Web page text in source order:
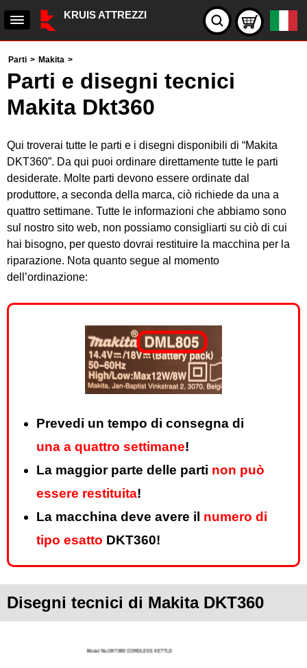
KRUIS ATTREZZI
Parti > Makita >
Parti e disegni tecnici
Makita Dkt360
Qui troverai tutte le parti e i disegni disponibili di “Makita
DKT360”. Da qui puoi ordinare direttamente tutte le parti
desiderate. Molte parti devono essere ordinate dal
produttore, a seconda della marca, ciò richiede da una a
quattro settimane. Tutte le informazioni che abbiamo sono
sul nostro sito web, non possiamo consigliarti su ciò di cui
hai bisogno, per questo dovrai restituire la macchina per la
riparazione. Nota quanto segue al momento
dell’ordinazione:
Prevedi un tempo di consegna di
una a quattro settimane!
La maggior parte delle parti non può
essere restituita!
La macchina deve avere il numero di
tipo esatto DKT360!
Disegni tecnici di Makita DKT360